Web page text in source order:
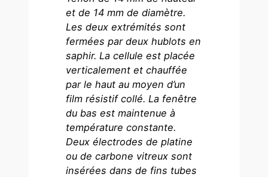
et de 14 mm de diamètre.
Les deux extrémités sont
fermées par deux hublots en
saphir. La cellule est placée
verticalement et chauffée
par le haut au moyen d’un
film résistif collé. La fenêtre
du bas est maintenue à
température constante.
Deux électrodes de platine
ou de carbone vitreux sont
insérées dans de fins tubes